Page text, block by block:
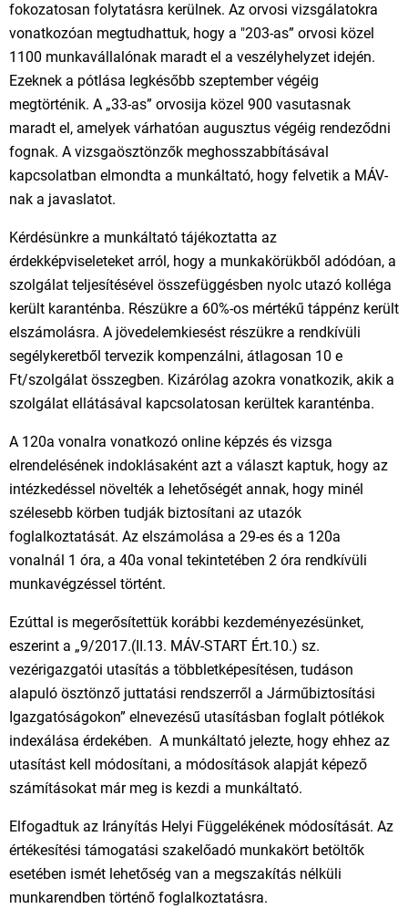
fokozatosan folytatásra kerülnek. Az orvosi vizsgálatokra
vonatkozóan megtudhattuk, hogy a "203-as” orvosi közel
1100 munkavállalónak maradt el a veszélyhelyzet idején.
Ezeknek a pótlása legkésőbb szeptember végéig
megtörténik. A „33-as” orvosija közel 900 vasutasnak
maradt el, amelyek várhatóan augusztus végéig rendeződni
fognak. A vizsgaösztönzők meghosszabbításával
kapcsolatban elmondta a munkáltató, hogy felvetik a MÁV-
nak a javaslatot.
Kérdésünkre a munkáltató tájékoztatta az
érdekképviseleteket arról, hogy a munkakörükből adódóan, a
szolgálat teljesítésével összefüggésben nyolc utazó kolléga
került karanténba. Részükre a 60%-os mértékű táppénz került
elszámolásra. A jövedelemkiesést részükre a rendkívüli
segélykeretből tervezik kompenzálni, átlagosan 10 e
Ft/szolgálat összegben. Kizárólag azokra vonatkozik, akik a
szolgálat ellátásával kapcsolatosan kerültek karanténba.
A 120a vonalra vonatkozó online képzés és vizsga
elrendelésének indoklásaként azt a választ kaptuk, hogy az
intézkedéssel növelték a lehetőségét annak, hogy minél
szélesebb körben tudják biztosítani az utazók
foglalkoztatását. Az elszámolása a 29-es és a 120a
vonalnál 1 óra, a 40a vonal tekintetében 2 óra rendkívüli
munkavégzéssel történt.
Ezúttal is megerősítettük korábbi kezdeményezésünket,
eszerint a „9/2017.(II.13. MÁV-START Ért.10.) sz.
vezérigazgatói utasítás a többletképesítésen, tudáson
alapuló ösztönző juttatási rendszerről a Járműbiztosítási
Igazgatóságokon” elnevezésű utasításban foglalt pótlékok
indexálása érdekében. A munkáltató jelezte, hogy ehhez az
utasítást kell módosítani, a módosítások alapját képező
számításokat már meg is kezdi a munkáltató.
Elfogadtuk az Irányítás Helyi Függelékének módosítását. Az
értékesítési támogatási szakelőadó munkakört betöltők
esetében ismét lehetőség van a megszakítás nélküli
munkarendben történő foglalkoztatásra.